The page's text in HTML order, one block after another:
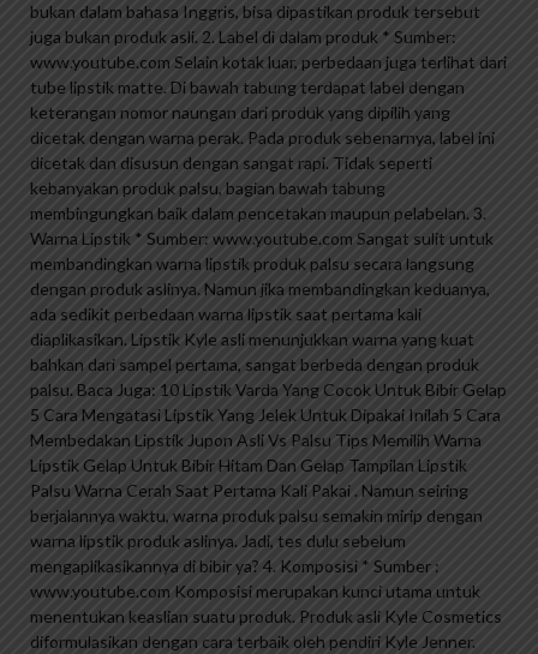
bukan dalam bahasa Inggris, bisa dipastikan produk tersebut
juga bukan produk asli. 2. Label di dalam produk * Sumber:
www.youtube.com Selain kotak luar, perbedaan juga terlihat dari
tube lipstik matte. Di bawah tabung terdapat label dengan
keterangan nomor naungan dari produk yang dipilih yang
dicetak dengan warna perak. Pada produk sebenarnya, label ini
dicetak dan disusun dengan sangat rapi. Tidak seperti
kebanyakan produk palsu, bagian bawah tabung
membingungkan baik dalam pencetakan maupun pelabelan. 3.
Warna Lipstik * Sumber: www.youtube.com Sangat sulit untuk
membandingkan warna lipstik produk palsu secara langsung
dengan produk aslinya. Namun jika membandingkan keduanya,
ada sedikit perbedaan warna lipstik saat pertama kali
diaplikasikan. Lipstik Kyle asli menunjukkan warna yang kuat
bahkan dari sampel pertama, sangat berbeda dengan produk
palsu. Baca Juga: 10 Lipstik Varda Yang Cocok Untuk Bibir Gelap
5 Cara Mengatasi Lipstik Yang Jelek Untuk Dipakai Inilah 5 Cara
Membedakan Lipstik Jupon Asli Vs Palsu Tips Memilih Warna
Lipstik Gelap Untuk Bibir Hitam Dan Gelap Tampilan Lipstik
Palsu Warna Cerah Saat Pertama Kali Pakai . Namun seiring
berjalannya waktu, warna produk palsu semakin mirip dengan
warna lipstik produk aslinya. Jadi, tes dulu sebelum
mengaplikasikannya di bibir ya? 4. Komposisi * Sumber :
www.youtube.com Komposisi merupakan kunci utama untuk
menentukan keaslian suatu produk. Produk asli Kyle Cosmetics
diformulasikan dengan cara terbaik oleh pendiri Kyle Jenner.